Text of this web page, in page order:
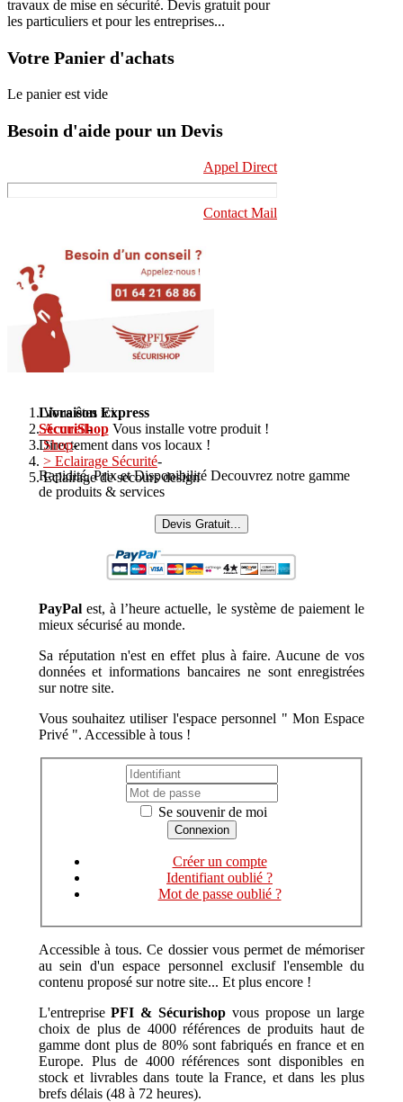
travaux de mise en sécurité. Devis gratuit pour
les particuliers et pour les entreprises...
Votre Panier d'achats
Le panier est vide
Besoin d'aide pour un Devis
Appel Direct
Contact Mail
Vous êtes ici :
Accueil-
Shop-
> Eclairage Sécurité-
Eclairage de secours design
Livraison Express
SécuriShopVous installe votre produit !
Directement dans vos locaux !
Rapidité, Prix et Disponibilité Decouvrez notre gamme
de produits & services
Devis Gratuit...
PayPalest, à l’heure actuelle, le système de paiement le
mieux sécurisé au monde.
Sa réputation n'est en effet plus à faire. Aucune de vos
données et informations bancaires ne sont enregistrées
sur notre site.
Vous souhaitez utiliser l'espace personnel " Mon Espace
Privé ". Accessible à tous !
Se souvenir de moi
Créer un compte
Identifiant oublié ?
Mot de passe oublié ?
Accessible à tous. Ce dossier vous permet de mémoriser
au sein d'un espace personnel exclusif l'ensemble du
contenu proposé sur notre site... Et plus encore !
L'entreprisePFI & Sécurishop vous propose un large
choix de plus de 4000 références de produits haut de
gamme dont plus de 80% sont fabriqués en france et en
Europe. Plus de 4000 références sont disponibles en
stock et livrables dans toute la France, et dans les plus
brefs délais (48 à 72 heures).